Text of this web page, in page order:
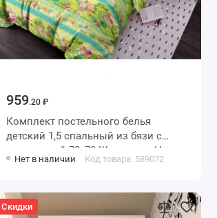
959.20 ₽
Комплект постельного белья
детский 1,5 спальный из бязи с
наволочкой 70х70 Животные Ночь
Нежна
Нет в наличии Код товара: 589072
Скидки